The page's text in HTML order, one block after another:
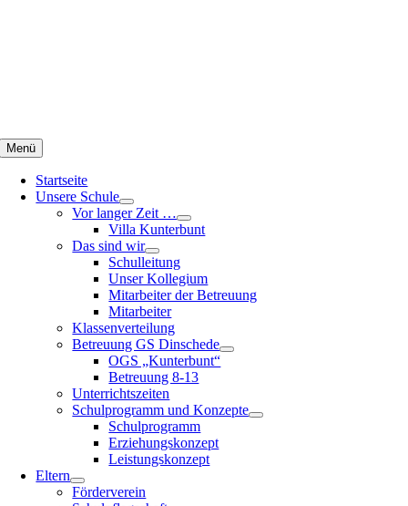
Menü
Startseite
Unsere Schule
Vor langer Zeit …
Villa Kunterbunt
Das sind wir
Schulleitung
Unser Kollegium
Mitarbeiter der Betreuung
Mitarbeiter
Klassenverteilung
Betreuung GS Dinschede
OGS „Kunterbunt“
Betreuung 8-13
Unterrichtszeiten
Schulprogramm und Konzepte
Schulprogramm
Erziehungskonzept
Leistungskonzept
Eltern
Förderverein